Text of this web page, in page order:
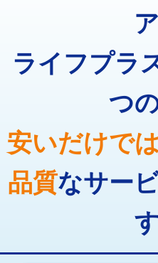
コンクリート斫り（厚さ10㎝
モルタル補修（厚さ10㎝まで
廃棄・処分
止水・漏水調査・防水処理・
止水・漏水調査・防水処理・
止水・漏水調査・防水処理・清
理・調整・分解・加工など（重
その他部品の脱着
交換・取付(単水栓（壁付・デ
ライフプラ
つ
安いだけで
品質なサー